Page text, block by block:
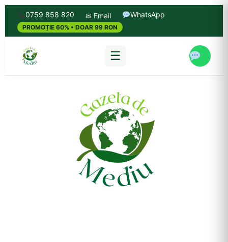
0759 858 820 ✉ Email WhatsApp
PROMOȚIE 60% • DOAR 99 RON
☰